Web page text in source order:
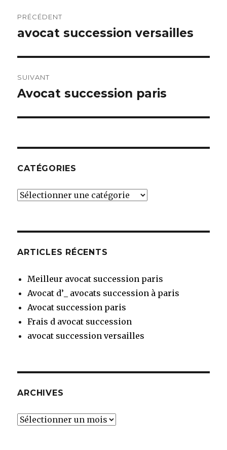
de
PRÉCÉDENT
Article
avocat succession versailles
SUIVANT
Article
Avocat succession paris
CATÉGORIES
Catégories
ARTICLES RÉCENTS
Meilleur avocat succession paris
Avocat d’_ avocats succession à paris
Avocat succession paris
Frais d avocat succession
avocat succession versailles
ARCHIVES
Archives